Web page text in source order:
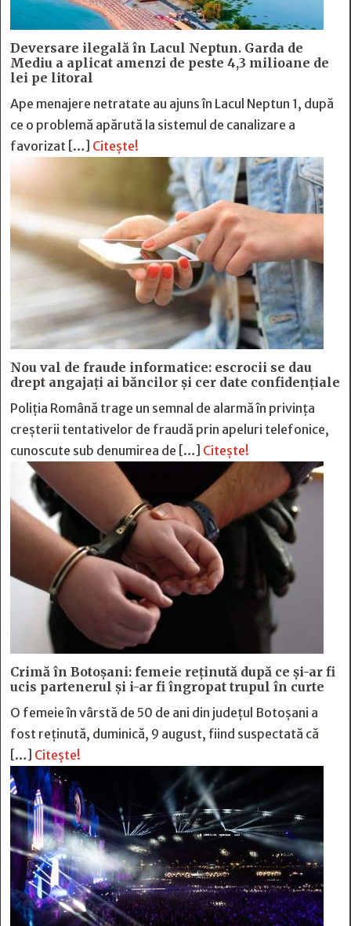
Deversare ilegală în Lacul Neptun. Garda de
Mediu a aplicat amenzi de peste 4,3 milioane de
lei pe litoral
Ape menajere netratate au ajuns în Lacul Neptun 1, după
ce o problemă apărută la sistemul de canalizare a
favorizat […] Citește!
Nou val de fraude informatice: escrocii se dau
drept angajați ai băncilor și cer date confidențiale
Poliția Română trage un semnal de alarmă în privința
creșterii tentativelor de fraudă prin apeluri telefonice,
cunoscute sub denumirea de […] Citește!
Crimă în Botoșani: femeie reținută după ce și-ar fi
ucis partenerul și i-ar fi îngropat trupul în curte
O femeie în vârstă de 50 de ani din județul Botoșani a
fost reținută, duminică, 9 august, fiind suspectată că
[…] Citește!